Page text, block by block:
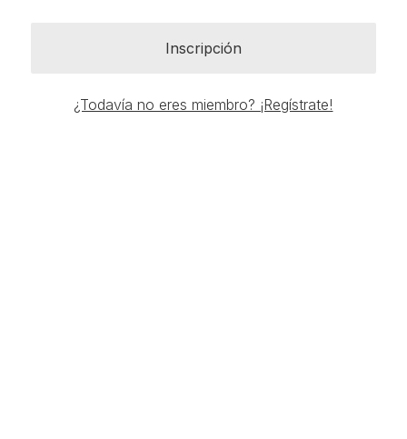
Inscripción
¿Todavía no eres miembro? ¡Regístrate!